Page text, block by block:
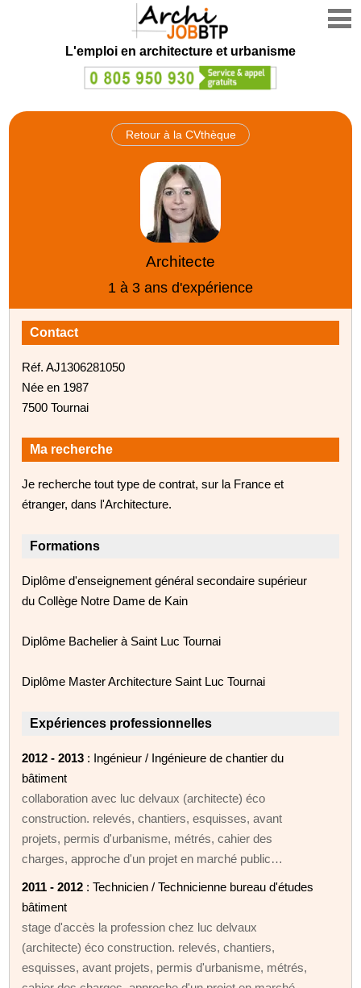
L'emploi en architecture et urbanisme
Retour à la CVthèque
Architecte
1 à 3 ans d'expérience
Contact
Réf. AJ1306281050
Née en 1987
7500 Tournai
Ma recherche
Je recherche tout type de contrat, sur la France et
étranger, dans l'Architecture.
Formations
Diplôme d'enseignement général secondaire supérieur
du Collège Notre Dame de Kain
Diplôme Bachelier à Saint Luc Tournai
Diplôme Master Architecture Saint Luc Tournai
Expériences professionnelles
2012 - 2013 : Ingénieur / Ingénieure de chantier du
bâtiment
collaboration avec luc delvaux (architecte) éco
construction. relevés, chantiers, esquisses, avant
projets, permis d'urbanisme, métrés, cahier des
charges, approche d'un projet en marché public…
2011 - 2012 : Technicien / Technicienne bureau d'études
bâtiment
stage d'accès la profession chez luc delvaux
(architecte) éco construction. relevés, chantiers,
esquisses, avant projets, permis d'urbanisme, métrés,